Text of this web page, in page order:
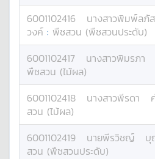
6001102416 นางสาวพิมพ์ลภัส
วงค์ : พืชสวน (พืชสวนประดับ)
6001102417 นางสาวพิมรภา
พืชสวน (ไม้ผล)
6001102418 นางสาวพีรดา
สวน (ไม้ผล)
6001102419 นายพีรวิชญ์ บุ
สวน (พืชสวนประดับ)